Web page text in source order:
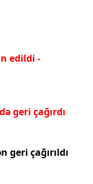
edildi -
geri çağırdı
geri çağırıldı